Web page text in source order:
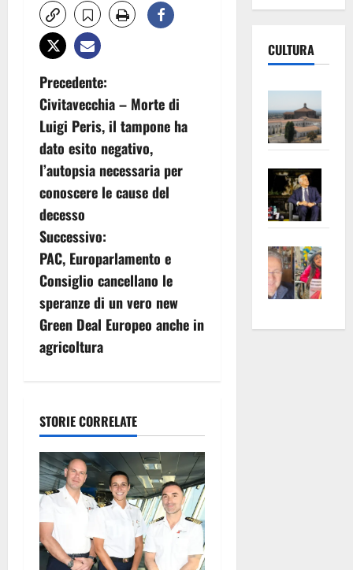
N
a
v
i
g
a
z
i
o
e
a
r
t
i
Precedente:
Civitavecchia – Morte di
Luigi Peris, il tampone ha
dato esito negativo,
l’autopsia necessaria per
conoscere le cause del
decesso
Successivo:
PAC, Europarlamento e
Consiglio cancellano le
speranze di un vero new
Green Deal Europeo anche in
agricoltura
STORIE CORRELATE
CULTURA
euro
apre